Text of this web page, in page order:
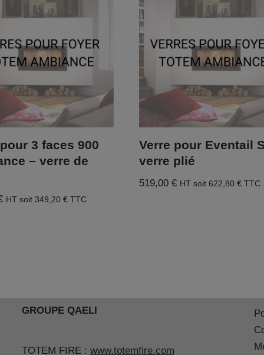
3 faces 900
– verre de
HT soit349,20€ TTC
Verre pour Eventail
verre plié
519,00 € HT soit 622,80 €TTC
GROUPE QAELI
TOTEM FIRE : www.totemfire.com